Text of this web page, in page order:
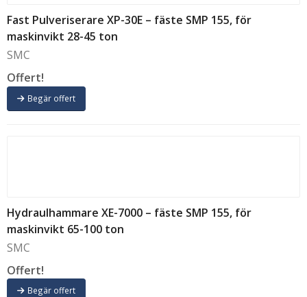
Fast Pulveriserare XP-30E – fäste SMP 155, för
maskinvikt 28-45 ton
SMC
Offert!
Begär offert
Hydraulhammare XE-7000 – fäste SMP 155, för
maskinvikt 65-100 ton
SMC
Offert!
Begär offert